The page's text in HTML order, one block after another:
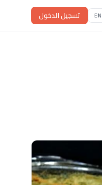
EN تسجيل الدخول